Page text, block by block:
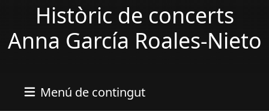
Històric de concerts
Anna García Roales-Nieto
Menú de contingut